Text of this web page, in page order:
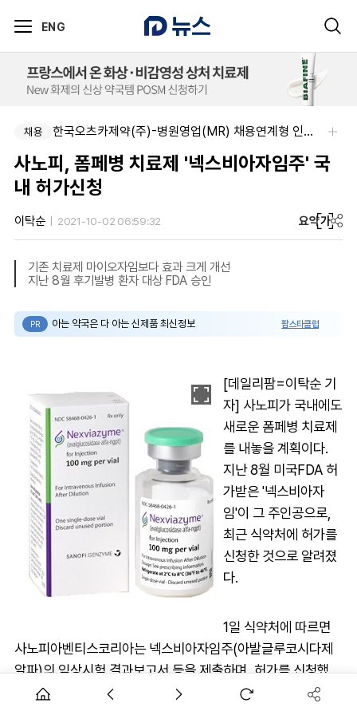
ENG
채용 SK 바이오팜 (주)-[SK바이오팜] 각 부문 신입/경력 구성원 영입
채용 한국오츠카제약(주)-병원영업(MR) 채용연계형 인턴(신입사원) 모집 공고
사노피, 폼페병 치료제 '넥스비아자임주' 국
내 허가신청
이탁순 2021-10-02 06:59:32 요약가
기존 치료제 마이오자임보다 효과 크게 개선
지난 8월 후기발병 환자 대상 FDA 승인
PR 아는 약국은 다 아는 신제품 최신정보 팜스타클럽
[데일리팜=이탁순 기
자] 사노피가 국내에도
새로운 폼페병 치료제
를 내놓을 계획이다.
지난 8월 미국FDA 허
가받은 '넥스비아자
임'이 그 주인공으로,
최근 식약처에 허가를
신청한 것으로 알려졌
다.
1일 식약처에 따르면
사노피아벤티스코리아는 넥스비아자임주(아발글루코시다제
알파)의 임상시험 결과보고서 등을 제출하며, 허가를 신청했